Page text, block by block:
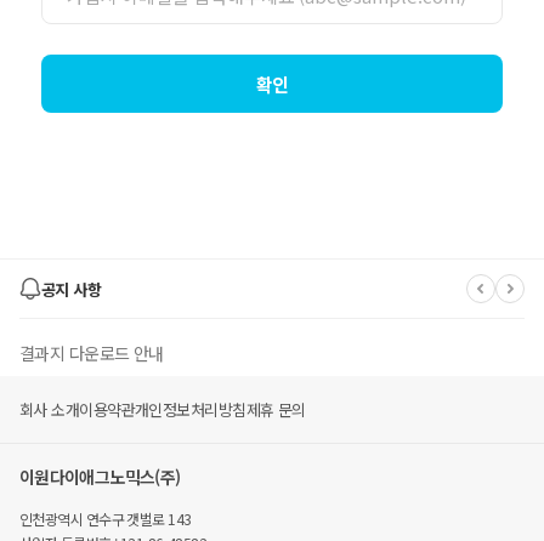
확인
공지 사항
결과지 다운로드 안내
유후 멤버스 몰 폐지 안내
유후(YouWho) 사이트' EDGC 종합몰' 변경 안내
회사 소개이용약관개인정보처리방침제휴 문의
이원다이애그노믹스(주)
인천광역시 연수구 갯벌로 143